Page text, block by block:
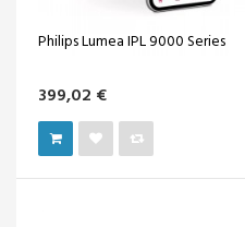
Philips Lumea IPL 9000 Series
399,02 €